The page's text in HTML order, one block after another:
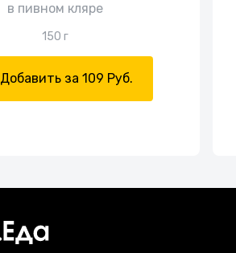
в пивном кляре
150 г
Добавить за 109 Руб.